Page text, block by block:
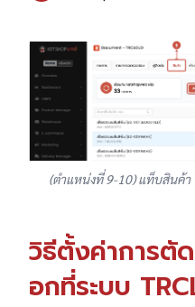
(ตำแหน่งที่ 9-10) แท็บสินค้า
วิธีตั้งค่าการตั
อกที่ระบบ